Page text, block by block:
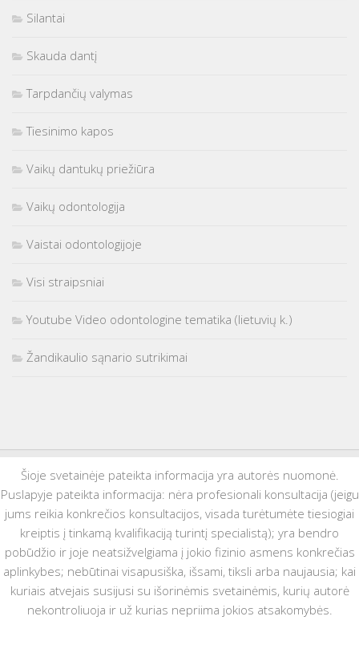
Silantai
Skauda dantį
Tarpdančių valymas
Tiesinimo kapos
Vaikų dantukų priežiūra
Vaikų odontologija
Vaistai odontologijoje
Visi straipsniai
Youtube Video odontologine tematika (lietuvių k.)
Žandikaulio sąnario sutrikimai
Šioje svetainėje pateikta informacija yra autorės nuomonė.
Puslapyje pateikta informacija: nėra profesionali konsultacija (jeigu
jums reikia konkrečios konsultacijos, visada turėtumėte tiesiogiai
kreiptis į tinkamą kvalifikaciją turintį specialistą); yra bendro
pobūdžio ir joje neatsižvelgiama į jokio fizinio asmens konkrečias
aplinkybes; nebūtinai visapusiška, išsami, tiksli arba naujausia; kai
kuriais atvejais susijusi su išorinėmis svetainėmis, kurių autorė
nekontroliuoja ir už kurias nepriima jokios atsakomybės.